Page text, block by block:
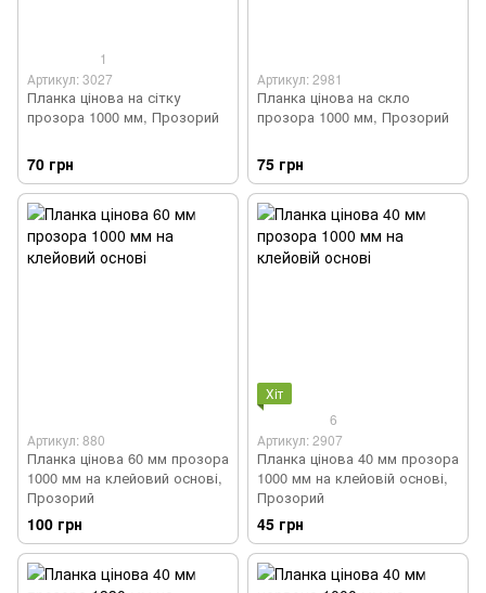
1
Артикул: 3027
Планка цінова на сітку
прозора 1000 мм, Прозорий
70 грн
Артикул: 2981
Планка цінова на скло
прозора 1000 мм, Прозорий
75 грн
Артикул: 880
Планка цінова 60 мм прозора
1000 мм на клейовий основі,
Прозорий
100 грн
Хіт
6
Артикул: 2907
Планка цінова 40 мм прозора
1000 мм на клейовій основі,
Прозорий
45 грн